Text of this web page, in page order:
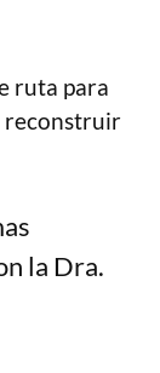
ruta para
reconstruir
la Dra.